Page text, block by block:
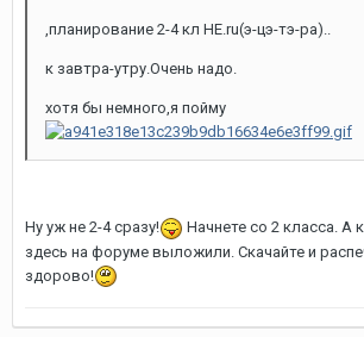
,планирование 2-4 кл HE.ru(э-цэ-тэ-ра)..
к завтра-утру.Очень надо.
хотя бы немного,я пойму
Ну уж не 2-4 сразу!
Начнете со 2 класса. А
здесь на форуме выложили. Скачайте и
здорово!